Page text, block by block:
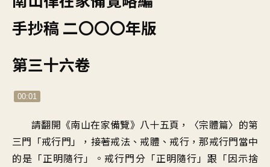
放
器
手抄稿 二〇〇〇年版
第三十六卷
00:01
請翻開《南山在家備覽》八十五頁，〈宗體篇〉的第
三門「戒行門」，接著戒法、戒體、戒行，那戒行門當中
的是「正明隨行」。戒行門分「正明隨行」跟「因示捨